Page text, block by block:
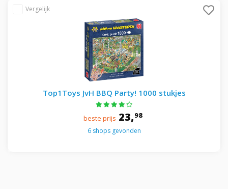
Top1Toys JvH BBQ Party! 1000 stukjes
beste prijs 23,98
6 shops gevonden